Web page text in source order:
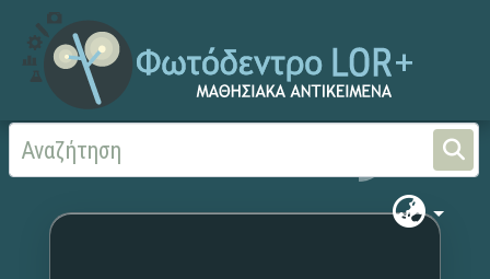
Αρχική Χωρίς τίτλο